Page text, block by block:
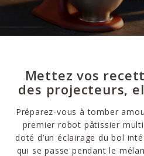
Mettez vos
des projecteurs,
Préparez-vous à tomber
premier robot pâtissier
doté d’un éclairage du bol
qui se passe pendant le